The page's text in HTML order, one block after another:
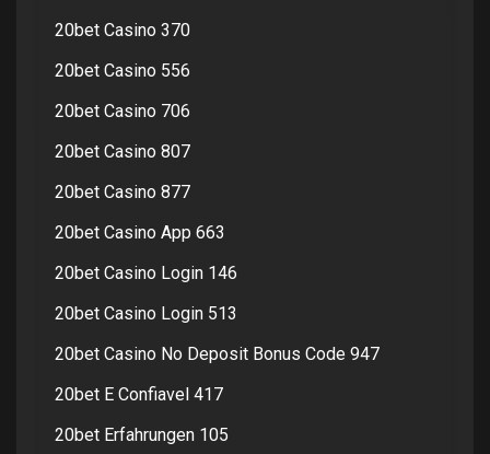
20bet Casino 370
20bet Casino 556
20bet Casino 706
20bet Casino 807
20bet Casino 877
20bet Casino App 663
20bet Casino Login 146
20bet Casino Login 513
20bet Casino No Deposit Bonus Code 947
20bet E Confiavel 417
20bet Erfahrungen 105